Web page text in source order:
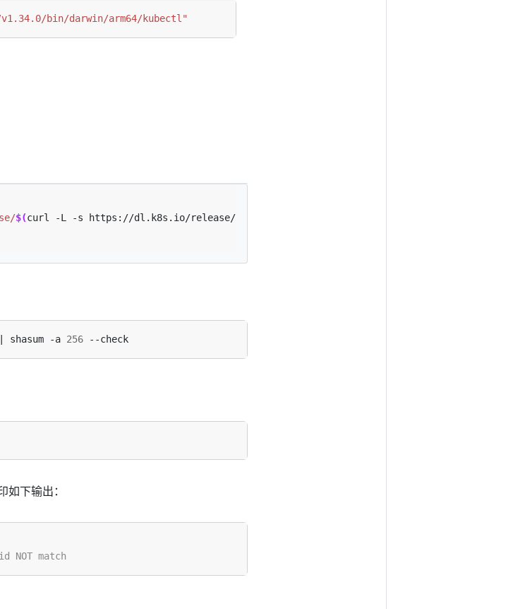
bin/darwin/arm64/kubectl"
$(curl -L -s https://dl.k8s.io/release/stable.txt
shasum -a 256
下输出：